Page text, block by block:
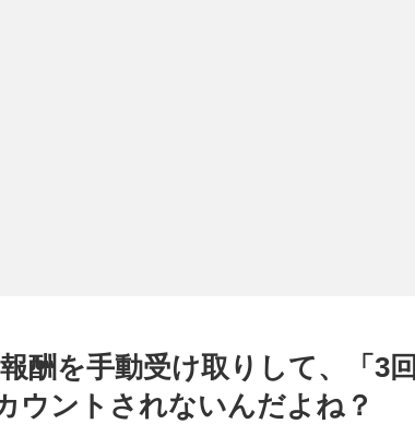
酬を手動受け取りして、「3回
ウントされないんだよね？